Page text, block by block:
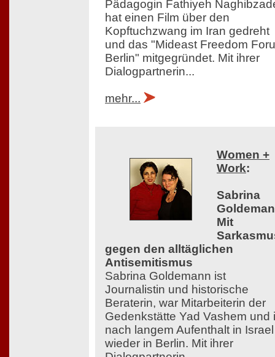
Pädagogin Fathiyeh
hat einen Film über den
Kopftuchzwang im Iran gedreht
und das "Mideast Freedom
Berlin" mitgegründet. Mit ihrer
Dialogpartnerin...
mehr...
Women +
Work:
Sabrina
Mit
gegen den alltäglichen
Antisemitismus
Sabrina Goldemann ist
Journalistin und historische
Beraterin, war Mitarbeiterin der
Gedenkstätte Yad Vashem und
nach langem Aufenthalt in Israel
wieder in Berlin. Mit ihrer